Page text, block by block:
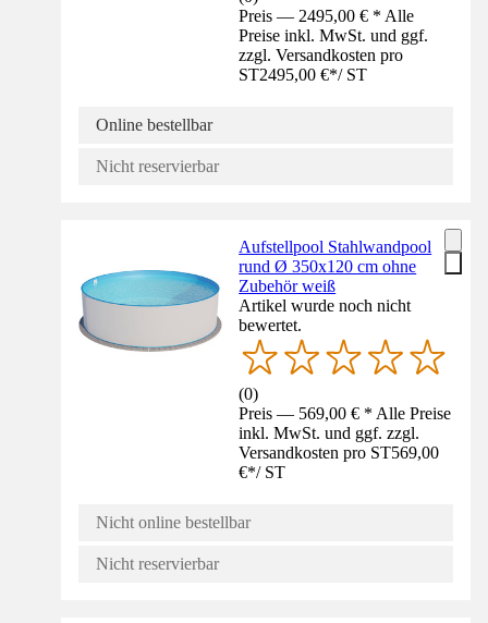
Preis — 2495,00 € * Alle
Preise inkl. MwSt. und ggf.
zzgl. Versandkosten pro
ST2495,00 €*/ ST
Online bestellbar
Nicht reservierbar
Aufstellpool Stahlwandpool
rund Ø 350x120 cm ohne
Zubehör weiß
Artikel wurde noch nicht
bewertet.
(0)
Preis — 569,00 € * Alle Preise
inkl. MwSt. und ggf. zzgl.
Versandkosten pro ST569,00
€*/ ST
Nicht online bestellbar
Nicht reservierbar